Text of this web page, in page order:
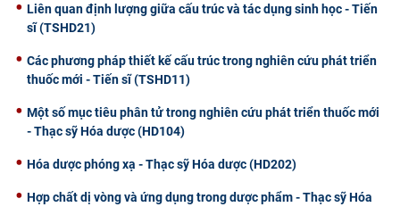
Liên quan định lượng giữa cấu trúc và tác dụng sinh học - Tiến
sĩ (TSHD21)
Các phương pháp thiết kế cấu trúc trong nghiên cứu phát triển
thuốc mới - Tiến sĩ (TSHD11)
Một số mục tiêu phân tử trong nghiên cứu phát triển thuốc mới
- Thạc sỹ Hóa dược (HD104)
Hóa dược phóng xạ - Thạc sỹ Hóa dược (HD202)
Hợp chất dị vòng và ứng dụng trong dược phẩm - Thạc sỹ Hóa